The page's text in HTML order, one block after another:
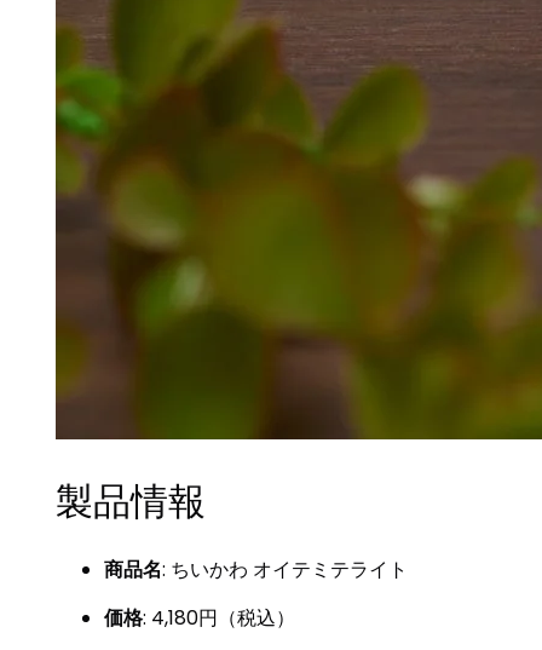
製品情報
商品名: ちいかわ オイテミテライト
価格: 4,180円（税込）